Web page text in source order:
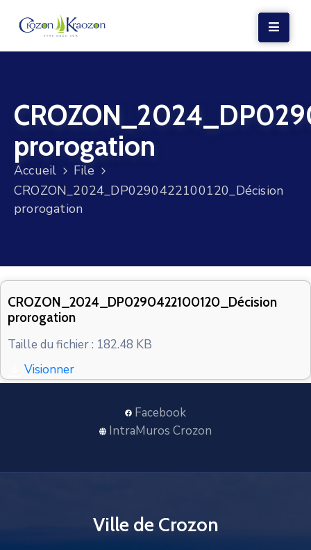
VIE
LOCALE
VIE
SOCIALE
TERRE
VOS
CONTACT
prorogation
Accueil
File
CROZON_2024_DP0290422100120_Décision
prorogation
CROZON_2024_DP0290422100120_Décision
prorogation
Taille du fichier : 182.48 KB
Visionner
Facebook
IntraMuros Crozon
Ville de Crozon